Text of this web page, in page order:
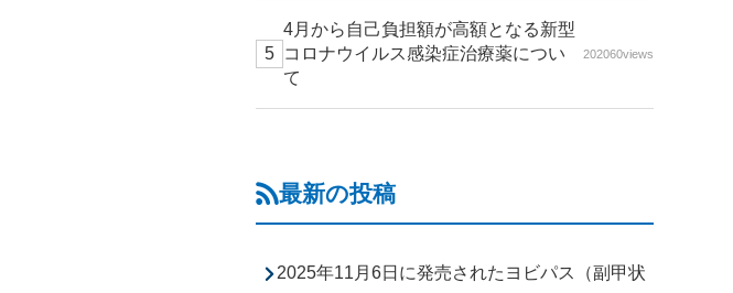
4月から自己負担額が高額となる新型
コロナウイルス感染症治療薬につい
て
202060views
最新の投稿
2025年11月6日に発売されたヨビパス（副甲状